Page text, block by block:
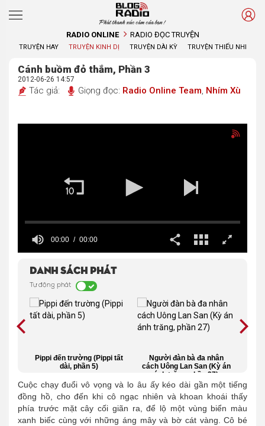
Phát thanh xúc cảm của bạn !
RADIO ONLINE RADIO ĐỌC TRUYỆN
TRUYỆN HAY TRUYỆN KINH DỊ TRUYỆN DÀI KỲ TRUYỆN THIẾU NHI
Cánh buồm đỏ thắm, Phần 3
2012-06-26 14:57
Tác giả: Giọng đọc: Radio Online Team, Nhím Xù
00:00 00:00
Danh sách phát
Tự động phát
Pippi đến trường (Pippi tất
dài, phần 5)
Người đàn bà đa nhân
cách Uông Lan San (Kỳ án
ánh trăng, phần 27)
Cuộc chạy đuổi vô vọng và lo âu ấy kéo dài gần một tiếng
đồng hồ, cho đến khi cô ngạc nhiên và khoan khoái thấy
phía trước mặt cây cối giãn ra, để lộ một vùng biển màu
xanh biếc cùng với những áng mây và bờ cát vàng. Cô bé